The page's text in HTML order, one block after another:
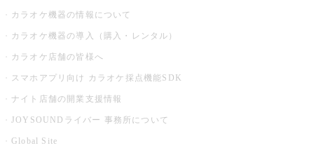
カラオケ機器の情報について
カラオケ機器の導入（購入・レンタル）
カラオケ店舗の皆様へ
スマホアプリ向け カラオケ採点機能SDK
ナイト店舗の開業支援情報
JOYSOUNDライバー 事務所について
Global Site